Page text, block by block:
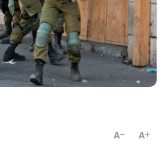
A A